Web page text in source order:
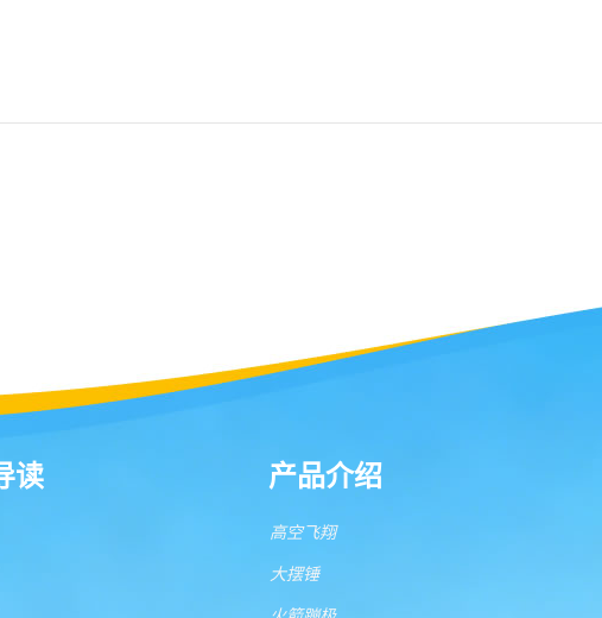
读 产品介绍
高空飞翔
大摆锤